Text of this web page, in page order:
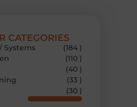
CATEGORIES
Systems
(184 )
(110 )
(40 )
(33 )
(30 )